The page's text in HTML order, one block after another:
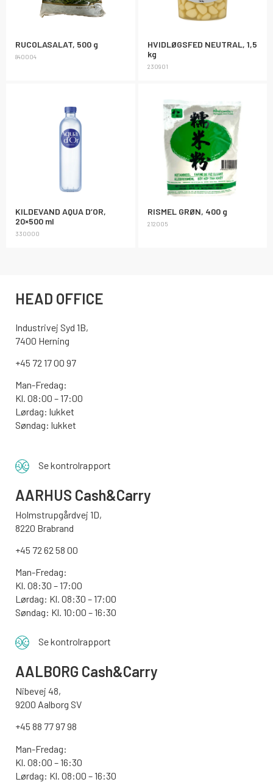
RUCOLASALAT, 500 g
840004
HVIDLØGSFED NEUTRAL, 1,5
kg
230901
KILDEVAND AQUA D’OR,
20×500 ml
330000
RISMEL GRØN, 400 g
212005
HEAD OFFICE
Industrivej Syd 1B,
7400 Herning
+45 72 17 00 97
Man-Fredag:
Kl. 08:00 – 17:00
Lørdag: lukket
Søndag: lukket
Se kontrolrapport
AARHUS Cash&Carry
Holmstrupgårdvej 1D,
8220 Brabrand
+45 72 62 58 00
Man-Fredag:
Kl. 08:30 – 17:00
Lørdag: Kl. 08:30 – 17:00
Søndag: Kl. 10:00 – 16:30
Se kontrolrapport
AALBORG Cash&Carry
Nibevej 48,
9200 Aalborg SV
+45 88 77 97 98
Man-Fredag:
Kl. 08:00 – 16:30
Lørdag: Kl. 08:00 – 16:30